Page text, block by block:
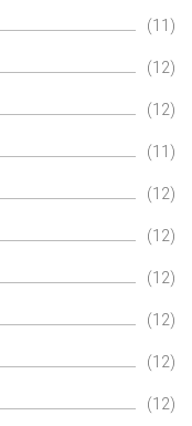
(11)
(12)
(12)
(11)
(12)
(12)
(12)
(12)
(12)
(12)